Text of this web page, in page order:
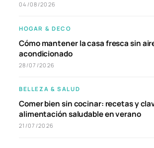
04/08/2026
HOGAR & DECO
Cómo mantener la casa fresca sin
acondicionado
28/07/2026
BELLEZA & SALUD
Comer bien sin cocinar: recetas y
alimentación saludable en verano
21/07/2026